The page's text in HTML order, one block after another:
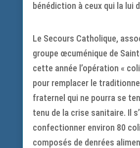
bénédiction à ceux qui la lui
Le Secours Catholique,
groupe œcuménique de
cette année l’opération «
pour remplacer le
fraternel qui ne pourra se
tenu de la crise sanitaire. Il
confectionner environ 80
composés de denrées